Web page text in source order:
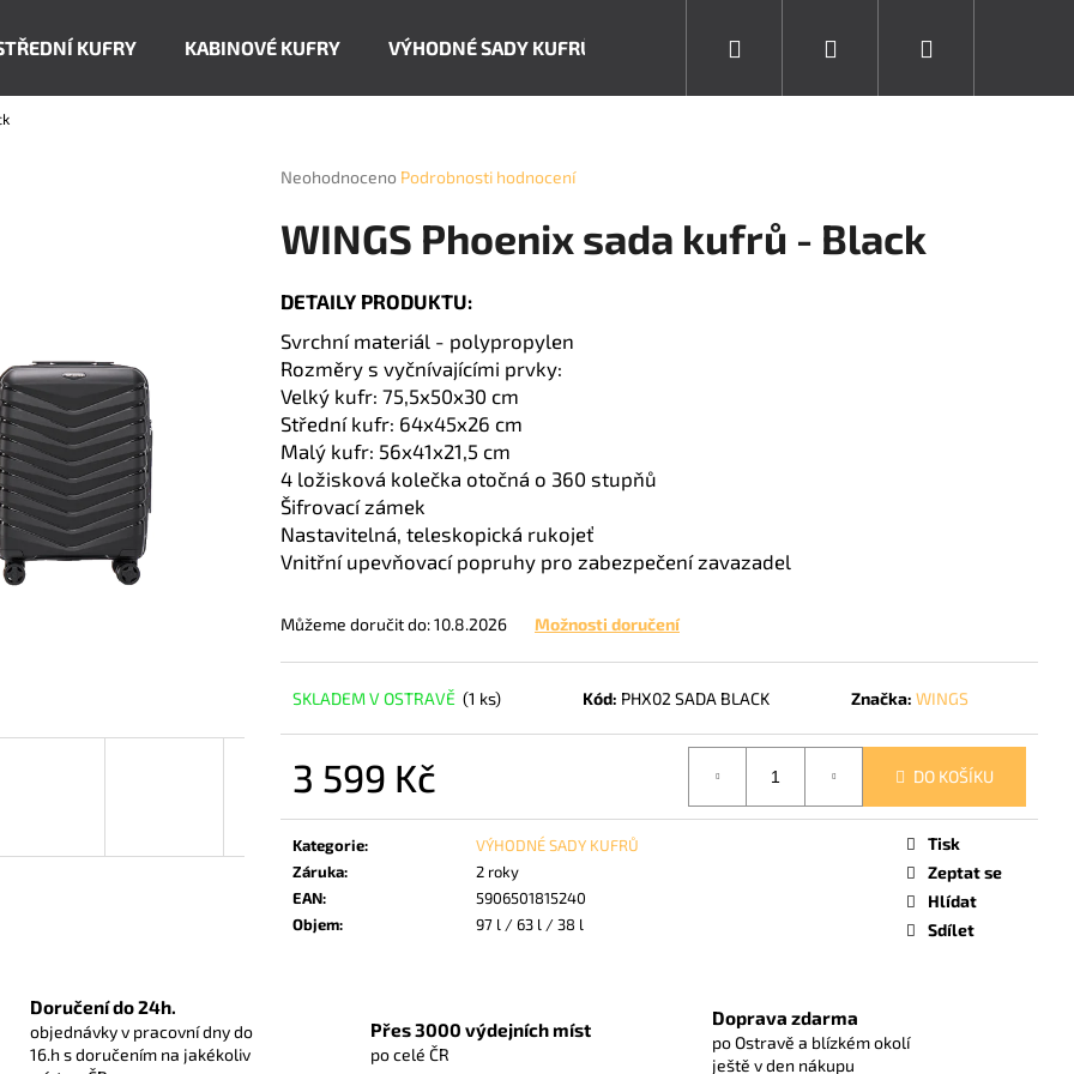
KUFRY KABINOVÉ KUFRY VÝHODNÉ SADY KUFRŮ DĚTSKÉ KUFRY KUFRY S TSA ZÁMKEM
Přihlášení
Průměrné
produktu
je
5
hvězdiček.
Neohodnoceno Podrobnosti hodnocení
WINGS Phoenix sada kufrů - Black
DETAILY PRODUKTU:
Svrchní materiál - polypropylen
Rozměry s vyčnívajícími prvky:
Velký kufr: 75,5x50x30 cm
Střední kufr: 64x45x26 cm
Malý kufr: 56x41x21,5 cm
4 ložisková kolečka otočná o 360 stupňů
Šifrovací zámek
Nastavitelná, teleskopická rukojeť
Vnitřní upevňovací popruhy pro zabezpečení zavazadel
Můžeme doručit do:10.8.2026 Možnosti doručení
SKLADEM V OSTRAVĚ (1 ks) Kód: PHX02 SADA BLACK Značka: WINGS
3 599 Kč DO KOŠÍKU
Kategorie:
VÝHODNÉ SADY KUFRŮ
Záruka:
2 roky
EAN:
5906501815240
Objem: 97 l / 63 l / 38 l
Tisk
Zeptat se
Hlídat
Sdílet
Doručení do 24h.
objednávky v pracovní dny do
16.h s doručením na jakékoliv
Přes 3000 výdejních míst
po celé ČR
Doprava zdarma
po Ostravě a blízkém okolí
ještě v den nákupu
HLEDAT
MIAMI KUFR L - BLUE 91 L
425 Kč
WINGS SEA EAGLE KUFR S - RED 38 L
990 Kč